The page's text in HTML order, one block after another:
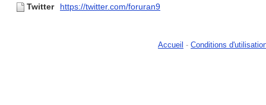
Twitter
https://twitter.com/foruran9
Accueil - Conditions